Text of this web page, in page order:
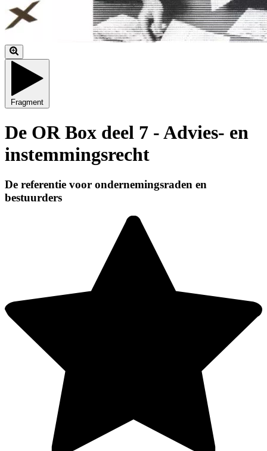
Fragment
De OR Box deel 7 - Advies- en
instemmingsrecht
De referentie voor ondernemingsraden en
bestuurders